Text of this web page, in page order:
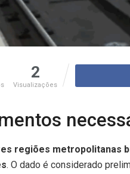
2
Visualizações
regiões metropolitanas
. O dado é considerado